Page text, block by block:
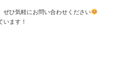
ぜひ気軽にお問い合わせください
います！